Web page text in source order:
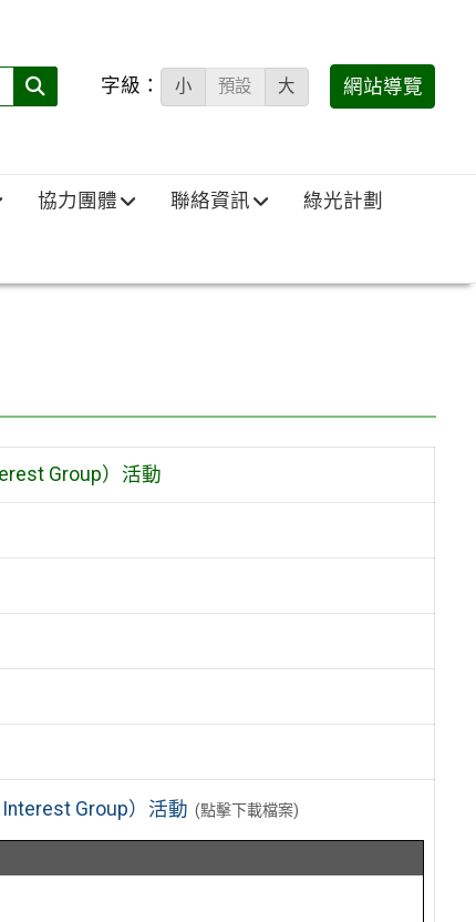
搜
填)：
字級： 小 預設 大 網站導覽
協力團體 聯絡資訊 綠光計劃
Group）活動
Group）活動 (點擊下載檔案)